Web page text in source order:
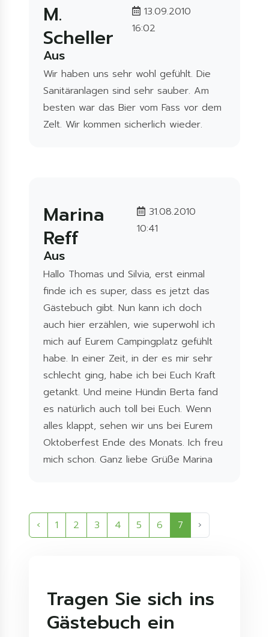
M.
Scheller
13.09.2010
16:02
Aus
Wir haben uns sehr wohl gefühlt. Die
Sanitäranlagen sind sehr sauber. Am
besten war das Bier vom Fass vor dem
Zelt. Wir kommen sicherlich wieder.
Marina
Reff
31.08.2010
10:41
Aus
Hallo Thomas und Silvia, erst einmal
finde ich es super, dass es jetzt das
Gästebuch gibt. Nun kann ich doch
auch hier erzählen, wie superwohl ich
mich auf Eurem Campingplatz gefühlt
habe. In einer Zeit, in der es mir sehr
schlecht ging, habe ich bei Euch Kraft
getankt. Und meine Hündin Berta fand
es natürlich auch toll bei Euch. Wenn
alles klappt, sehen wir uns bei Eurem
Oktoberfest Ende des Monats. Ich freu
mich schon. Ganz liebe Grüße Marina
‹ 1 2 3 4 5 6 7 ›
Tragen Sie sich ins
Gästebuch ein